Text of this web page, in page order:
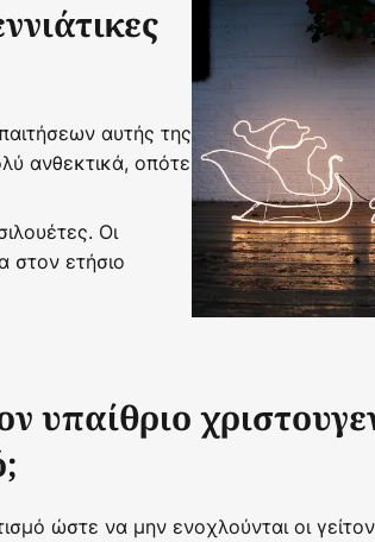
αυτής της
ανθεκτικά, οπότε
Οι
στον ετήσιο
υπαίθριο
ώστε να μην ενοχλούνται οι